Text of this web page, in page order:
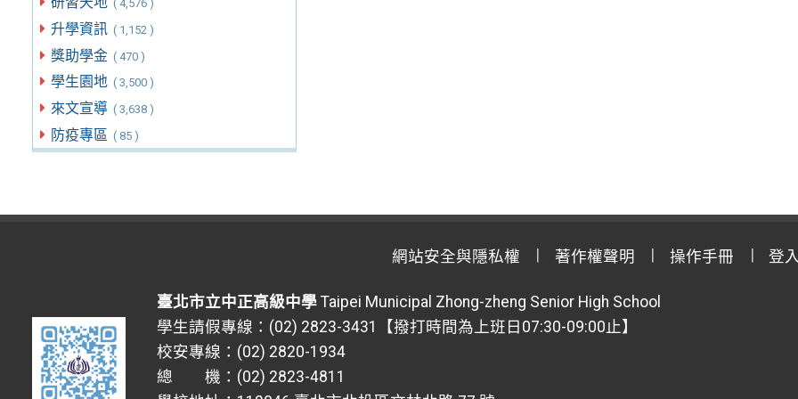
( 4,576 )
升學資訊 ( 1,152 )
獎助學金 ( 470 )
學生園地 ( 3,500 )
來文宣導 ( 3,638 )
防疫專區 ( 85 )
網站安全與隱私權 著作權聲明 操作手冊 登
臺北市立中正高級中學 Taipei Municipal Zhong-zheng Senior High School
學生請假專線：(02) 2823-3431【撥打時間為上班日07:30-09:00止】
校安專線：(02) 2820-1934
總 機：(02) 2823-4811